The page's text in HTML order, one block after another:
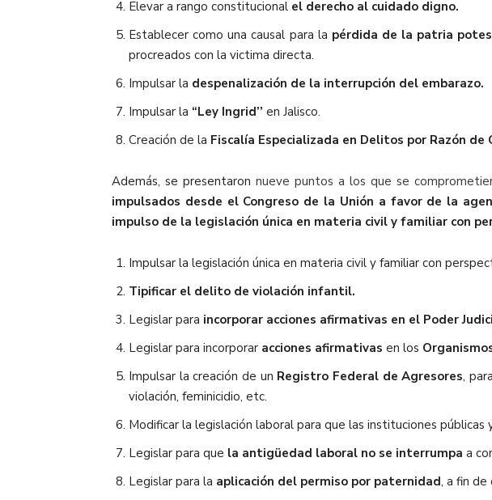
Elevar a rango constitucional el derecho al cuidado digno.
Establecer como una causal para la pérdida de la patria
procreados con la victima directa.
Impulsar la despenalización de la interrupción del embarazo.
Impulsar la “Ley Ingrid’’ en Jalisco.
Creación de la Fiscalía Especializada en Delitos por Razón de
Además, se presentaronnueve puntos a los que se
impulsados desde el Congreso de la Unión a favor de la
impulso de la legislación única en materia civil y familiar con
Impulsar la legislación única en materia civil y familiar con
Tipificar el delito de violación infantil.
Legislar para incorporar acciones afirmativas en el Poder
Legislar para incorporar acciones afirmativas en los
Impulsar la creación de un Registro Federal de Agresores,
violación, feminicidio, etc.
Modificar la legislación laboral para que las instituciones públicas
Legislar para que la antigüedad laboral no se interrumpa a
Legislar para la aplicación del permiso por paternidad, a fin de